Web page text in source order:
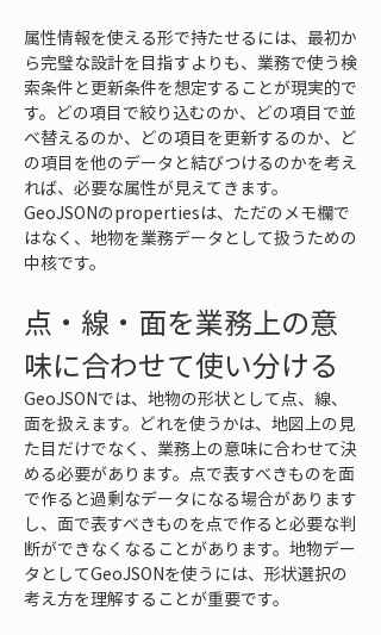
属性情報を使える形で持たせるには、最初か
ら完璧な設計を目指すよりも、業務で使う検
索条件と更新条件を想定することが現実的で
す。どの項目で絞り込むのか、どの項目で並
べ替えるのか、どの項目を更新するのか、ど
の項目を他のデータと結びつけるのかを考え
れば、必要な属性が見えてきます。
GeoJSONのpropertiesは、ただのメモ欄で
はなく、地物を業務データとして扱うための
中核です。
点・線・面を業務上の意
味に合わせて使い分ける
GeoJSONでは、地物の形状として点、線、
面を扱えます。どれを使うかは、地図上の見
た目だけでなく、業務上の意味に合わせて決
める必要があります。点で表すべきものを面
で作ると過剰なデータになる場合があります
し、面で表すべきものを点で作ると必要な判
断ができなくなることがあります。地物デー
タとしてGeoJSONを使うには、形状選択の
考え方を理解することが重要です。